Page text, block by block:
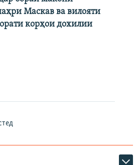
Маскав ва вилояти
корҳои дохилии